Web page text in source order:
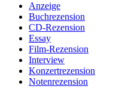
Anzeige
Buchrezension
CD-Rezension
Essay
Film-Rezension
Interview
Konzertrezension
Notenrezension